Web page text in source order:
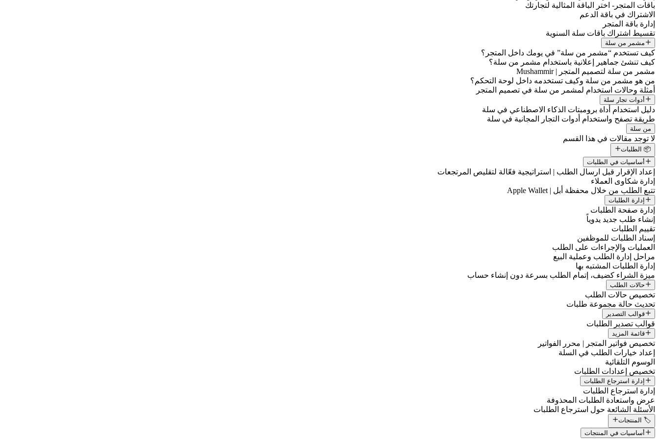
باقات المتجر- اختر الباقة المثالية لتجارتك
الاشتراك في باقة الدعم
إدارة باقة المتجر
تقسيط اشتراك باقات سلة السنوية
مشمر من سلة
كيف تستخدم “مشمر من سلة” في يومك داخل المتجر؟
كيف تنشئ جماهير إعلانية باستخدام مشمر من سلة؟
مشمر من سلة لتصميم المتجر | Mushammir
من هو مشمر من سلة وكيف تستخدمه داخل لوحة التحكم؟
أمثلة وحالات استخدام لمشمر من سلة في تصميم المتجر
أدوات تجار سلة
دليل استخدام أداة برومبتات الذكاء الاصطناعي في سلة
طريقة تصفح واستخدام أدوات التجار المجانية في سلة
من سلة
لا توجد مقالات في هذا القسم
📦 الطلبات
أساسيات في الطلبات
إعداد الإقرار قبل ارسال الطلب | استراتيجية فعّالة لتقليص المرتجعات
إدارة شكاوى العملاء
تتبع الطلب من خلال محفظة أبل | Apple Wallet
إدارة الطلبات
إدارة صفحة الطلبات
إنشاء طلب جديد يدوياً
تقييم الطلبات
إسناد الطلبات للموظفين
العمليات والإجراءات على الطلب
مراحل إدارة الطلب وعملية البيع
إدارة الطلبات المشتبه بها
ميزة الشراء كضيف، إتمام الطلب بسرعة دون إنشاء حساب
حالات الطلب
تخصيص حالات الطلب
تحديث حالة مجموعة طلبات
قوالب التصدير
قوالب تصدير الطلبات
قائمة المزيد
تخصيص فواتير المتجر | محرر الفواتير
إعداد خيارات الطلب في السلة
الوسوم التلقائية
تخصيص إعدادات الطلبات
إدارة استرجاع الطلبات
إدارة استرجاع الطلبات
عرض واستعادة الطلبات المحذوفة
الأسئلة الشائعة حول استرجاع الطلبات
🏷️ المنتجات
أساسيات في المنتجات